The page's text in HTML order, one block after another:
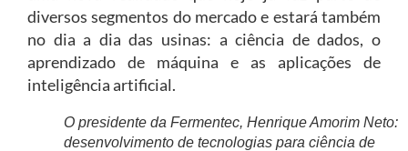
diversos segmentos do mercado e estará também
no dia a dia das usinas: a ciência de dados, o
aprendizado de máquina e as aplicações de
inteligência artificial.
O presidente da Fermentec, Henrique Amorim Neto:
desenvolvimento de tecnologias para ciência de